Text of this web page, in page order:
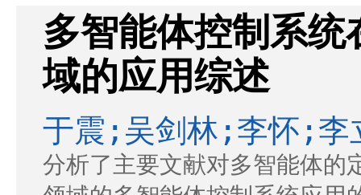
多智能体控制系
域的应用综述
于震;吴剑林;李怀;
分析了主要文献对多智能体的